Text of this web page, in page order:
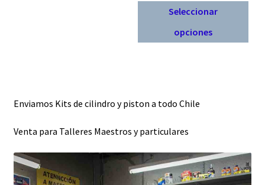
original
era:
$ 19.900. $ 13.930.
Seleccionar
opciones
en
la
Enviamos Kits de cilindro y piston a todo Chile
Venta para Talleres Maestros y particulares